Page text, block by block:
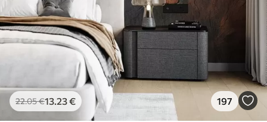
22.05€13 .23€ 197